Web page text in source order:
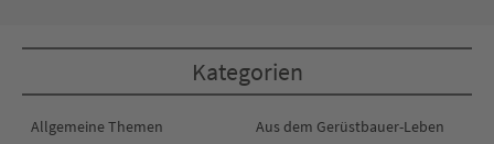
Kategorien
Allgemeine Themen Aus dem Gerüstbauer-Leben